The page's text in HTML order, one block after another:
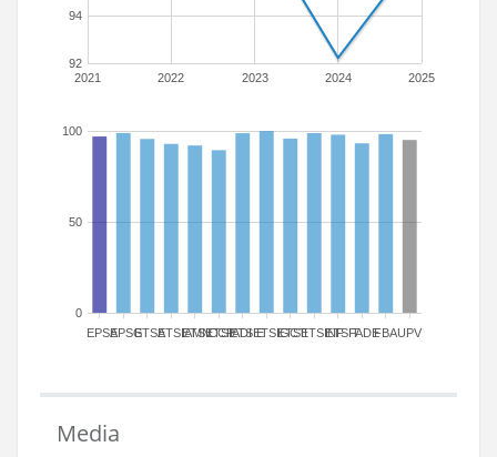
2021 2022 2023 2024 2025
92
94
EPSAEPSGETSAETSIAMN
ETSICCP
ETSIADI
ETSIEETSIGCT
ETSIIETSINFETSITFADEFBAUPV
0
50
100
Media